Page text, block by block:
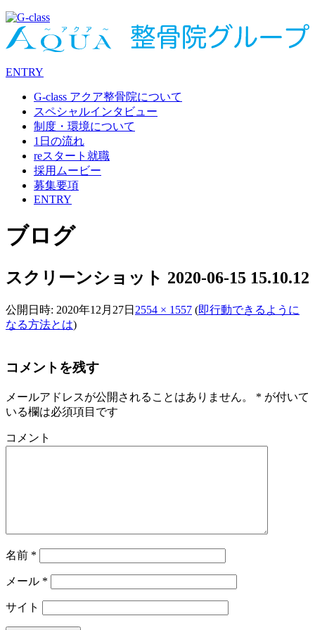
ENTRY
G-class アクア整骨院について
スペシャルインタビュー
制度・環境について
1日の流れ
reスタート就職
採用ムービー
募集要項
ENTRY
ブログ
スクリーンショット 2020-06-15 15.10.12
公開日時: 2020年12月27日 2554 × 1557 (即行動できるように
なる方法とは)
コメントを残す
メールアドレスが公開されることはありません。 * が付いて
いる欄は必須項目です
コメント
名前 *
メール *
サイト